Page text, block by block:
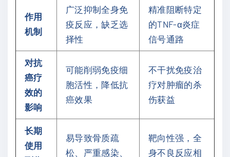
作用
机制
广泛抑制全身免
疫反应，缺乏选
择性
精准阻断特定
的TNF-α炎症
信号通路
对抗
癌疗
效的
影响
可能削弱免疫细
胞活性，降低抗
癌效果
不干扰免疫治
疗对肿瘤的杀
伤获益
长期
使用
易导致骨质疏
松、严重感染、
靶向性强，全
身不良反应相